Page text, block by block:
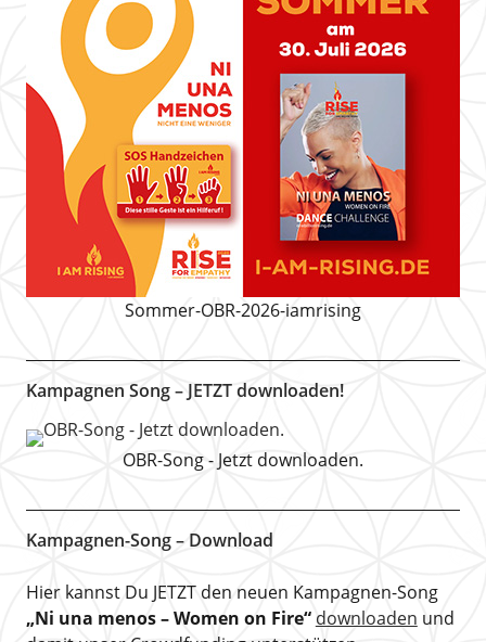
Sommer-OBR-2026-iamrising
Kampagnen Song – JETZT downloaden!
OBR-Song - Jetzt downloaden.
Kampagnen-Song – Download
Hier kannst Du JETZT den neuen Kampagnen-Song
„Ni una menos – Women on Fire“ downloaden und